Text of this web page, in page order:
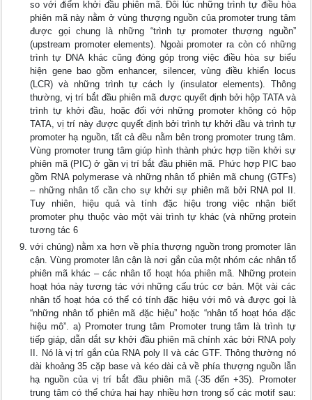
so với điểm khởi đầu phiên mã. Đôi lúc những trình tự điều hòa
phiên mã này nằm ở vùng thượng nguồn của promoter trung tâm
được gọi chung là những “trình tự promoter thượng nguồn”
(upstream promoter elements). Ngoài promoter ra còn có những
trình tự DNA khác cũng đóng góp trong việc điều hòa sự biểu
hiện gene bao gồm enhancer, silencer, vùng điều khiển locus
(LCR) và những trình tự cách ly (insulator elements). Thông
thường, vị trí bắt đầu phiên mã được quyết định bởi hộp TATA và
trình tự khởi đầu, hoặc đối với những promoter không có hộp
TATA, vị trí này được quyết định bởi trình tự khởi đầu và trình tự
promoter hạ nguồn, tất cả đều nằm bên trong promoter trung tâm.
Vùng promoter trung tâm giúp hình thành phức hợp tiền khởi sự
phiên mã (PIC) ở gần vị trí bắt đầu phiên mã. Phức hợp PIC bao
gồm RNA polymerase và những nhân tố phiên mã chung (GTFs)
– những nhân tố cần cho sự khởi sự phiên mã bởi RNA pol II.
Tuy nhiên, hiệu quả và tính đặc hiệu trong việc nhận biết
promoter phụ thuộc vào một vài trình tự khác (và những protein
tương tác 6
với chúng) nằm xa hơn về phía thượng nguồn trong promoter lân
cận. Vùng promoter lân cận là nơi gắn của một nhóm các nhân tố
phiên mã khác – các nhân tố hoạt hóa phiên mã. Những protein
hoạt hóa này tương tác với những cấu trúc cơ bản. Một vài các
nhân tố hoạt hóa có thể có tính đặc hiệu với mô và được gọi là
“những nhân tố phiên mã đặc hiệu” hoặc “nhân tố hoạt hóa đặc
hiệu mô”. a) Promoter trung tâm Promoter trung tâm là trình tự
tiếp giáp, dẫn dắt sự khởi đầu phiên mã chính xác bởi RNA poly
II. Nó là vị trí gắn của RNA poly II và các GTF. Thông thường nó
dài khoảng 35 cặp base và kéo dài cả về phía thượng nguồn lẫn
hạ nguồn của vị trí bắt đầu phiên mã (-35 đến +35). Promoter
trung tâm có thể chứa hai hay nhiều hơn trong số các motif sau: